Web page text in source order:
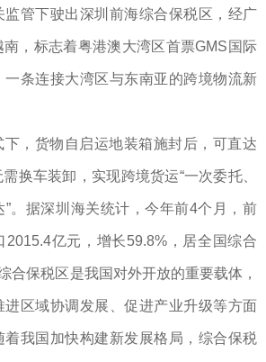
监管下驶出深圳前海综合保税区，经广
，标志着粤港澳大湾区首票GMS国际
一条连接大湾区与东南亚的跨境物流新
，货物自启运地装箱施封后，可直达
换车装卸，实现跨境货运“一次委托、
。据深圳海关统计，今年前4个月，前
2015.4亿元，增长59.8%，居全国综合
合保税区是我国对外开放的重要载体，
进区域协调发展、促进产业升级等方面
着我国加快构建新发展格局，综合保税